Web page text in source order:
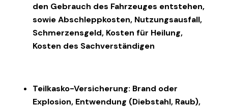
den Gebrauch des Fahrzeuges entstehen,
sowie Abschleppkosten, Nutzungsausfall,
Schmerzensgeld, Kosten für Heilung,
Kosten des Sachverständigen
Teilkasko-Versicherung: Brand oder
Explosion, Entwendung (Diebstahl, Raub),